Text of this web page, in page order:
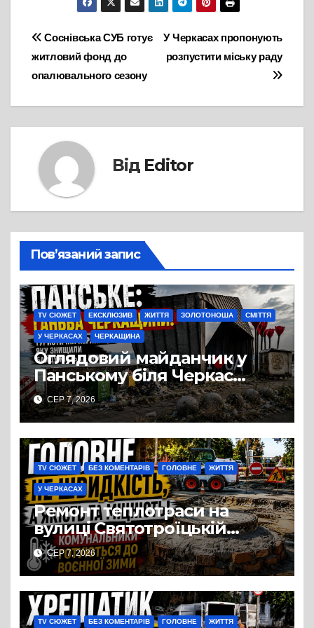
Навігація
записів
У Черкасах пропонують
розпустити міську раду
Соснівська СУБ готує
житловий фонд до
опалювального сезону
Від Editor
Пов’язаний запис
TV СЮЖЕТ ЕКСКЛЮЗИВ ЖИТТЯ ЗОЛОТОНОША СМІТТЯ
У ЧЕРКАСАХ ЧЕРКАЩИНА
Оглядовий майданчик у
Панському біля Черкас
перетворився на занедбане
сміттєзвалище
СЕР 7, 2026
TV СЮЖЕТ БЕЗ КОМЕНТАРІВ ГОЛОВНЕ ЖИТТЯ
У ЧЕРКАСАХ
Ремонт теплотраси на
вулиці Святотроїцькій
затягнувся порівняно із
запланованими термінами.
Вулицю досі не відкрили
для руху
СЕР 7, 2026
TV СЮЖЕТ БЕЗ КОМЕНТАРІВ ГОЛОВНЕ ЖИТТЯ